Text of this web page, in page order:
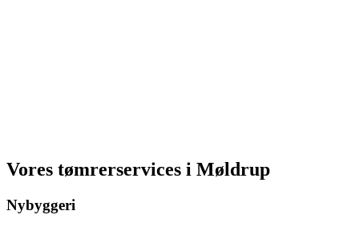
Vores tømrerservices i Møldrup
Nybyggeri